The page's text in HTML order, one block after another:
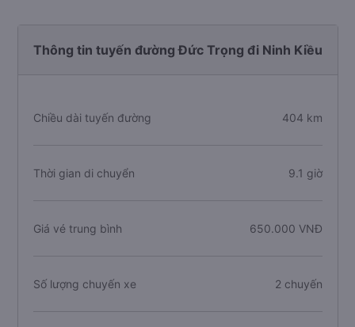
Thông tin tuyến đường Đức Trọng đi Ninh Kiều
Chiều dài tuyến đường 404 km
Thời gian di chuyển 9.1 giờ
Giá vé trung bình 650.000 VNĐ
Số lượng chuyến xe 2 chuyến